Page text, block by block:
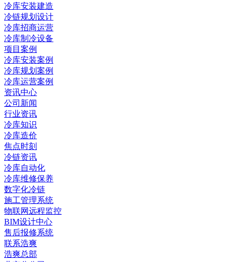
冷库安装建造
冷链规划设计
冷库招商运营
冷库制冷设备
项目案例
冷库安装案例
冷库规划案例
冷库运营案例
资讯中心
公司新闻
行业资讯
冷库知识
冷库造价
焦点时刻
冷链资讯
冷库自动化
冷库维修保养
数字化冷链
施工管理系统
物联网远程监控
BIM设计中心
售后报修系统
联系浩爽
浩爽总部